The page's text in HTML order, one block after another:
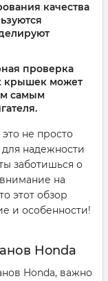
качества
проверка
крышек может
самым
не просто
надежности
заботишься о
на
этот обзор
и особенности!
Honda
Honda, важно